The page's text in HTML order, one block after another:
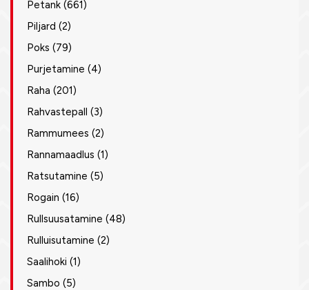
Petank (661)
Piljard (2)
Poks (79)
Purjetamine (4)
Raha (201)
Rahvastepall (3)
Rammumees (2)
Rannamaadlus (1)
Ratsutamine (5)
Rogain (16)
Rullsuusatamine (48)
Rulluisutamine (2)
Saalihoki (1)
Sambo (5)